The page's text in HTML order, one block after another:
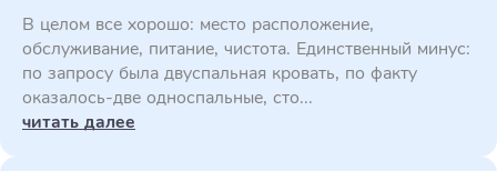
В целом все хорошо: место расположение,
обслуживание, питание, чистота. Единственный минус:
по запросу была двуспальная кровать, по факту
оказалось-две односпальные, сто...
читать далее